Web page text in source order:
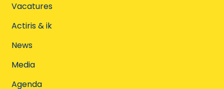
Vacatures
Actiris & ik
News
Media
Agenda